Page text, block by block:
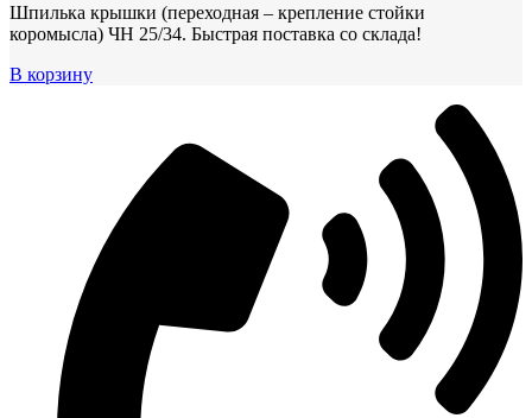
Шпилька крышки (переходная – крепление стойки
коромысла) ЧН 25/34. Быстрая поставка со склада!
В корзину